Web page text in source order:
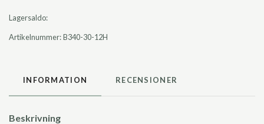
Lagersaldo:
Artikelnummer:B340-30-12H
INFORMATION RECENSIONER
Beskrivning